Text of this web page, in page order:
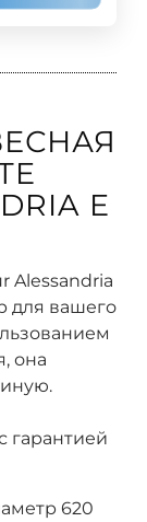
E
Alessandria
для вашего
она
гарантией
620